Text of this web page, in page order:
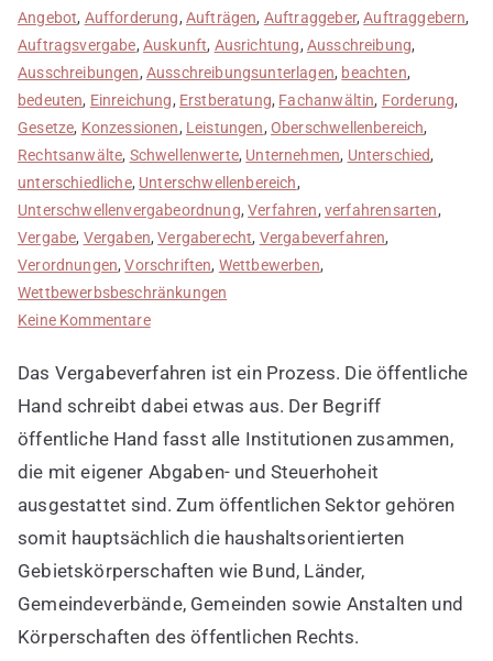
Angebot, Aufforderung, Aufträgen, Auftraggeber,Auftraggebern,
Auftragsvergabe, Auskunft, Ausrichtung, Ausschreibung,
Ausschreibungen, Ausschreibungsunterlagen, beachten,
bedeuten, Einreichung, Erstberatung, Fachanwältin, Forderung,
Gesetze, Konzessionen, Leistungen, Oberschwellenbereich,
Rechtsanwälte, Schwellenwerte, Unternehmen, Unterschied,
unterschiedliche, Unterschwellenbereich,
Unterschwellenvergabeordnung,Verfahren, verfahrensarten,
Vergabe, Vergaben,Vergaberecht, Vergabeverfahren,
Verordnungen,Vorschriften, Wettbewerben,
Wettbewerbsbeschränkungen
Keine Kommentarezu
kurz
erklärt
Das Vergabeverfahren ist ein Prozess. Die öffentliche
Hand schreibt dabei etwas aus. Der Begriff
öffentliche Hand fasst alle Institutionen zusammen,
die mit eigener Abgaben- und Steuerhoheit
ausgestattet sind. Zum öffentlichen Sektor gehören
somit hauptsächlich die haushaltsorientierten
Gebietskörperschaften wie Bund, Länder,
Gemeindeverbände, Gemeinden sowie Anstalten und
Körperschaften des öffentlichen Rechts.